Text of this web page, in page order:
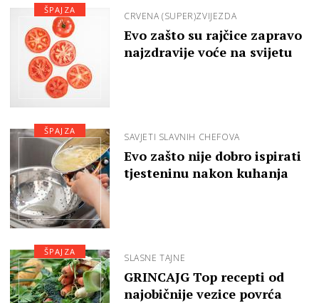
CRVENA (SUPER)ZVIJEZDA
Evo zašto su rajčice zapravo
najzdravije voće na svijetu
ŠPAJZA
SAVJETI SLAVNIH CHEFOVA
Evo zašto nije dobro ispirati
tjesteninu nakon kuhanja
ŠPAJZA
SLASNE TAJNE
GRINCAJG Top recepti od
najobičnije vezice povrća
ŠPAJZA